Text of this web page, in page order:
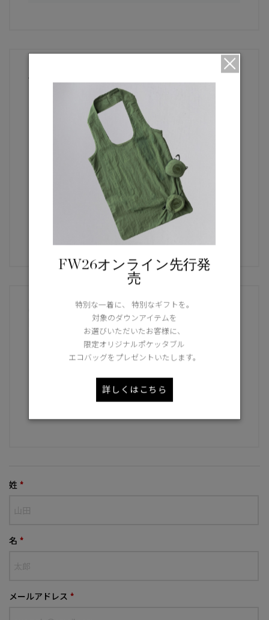
ご購入先へお問い合わせください
百貨店、セレクトショップ、その他販売店でご購入
の場合は、各店舗へ直接お問い合わせいただきます
ようお願いいたします。
CANADA GOOSE Generationsに関するお
CANADA GOOSE Generationsのサービスに関す
るお問い合わせは専用窓口までご連絡ください。
姓 *
名 *
メールアドレス *
FW26オンライン先行発
売
特別な一着に、 特別なギフトを。
対象のダウンアイテムを
お選びいただいたお客様に、
限定オリジナルポケッタブル
エコバッグをプレゼントいたします。
詳しくはこちら